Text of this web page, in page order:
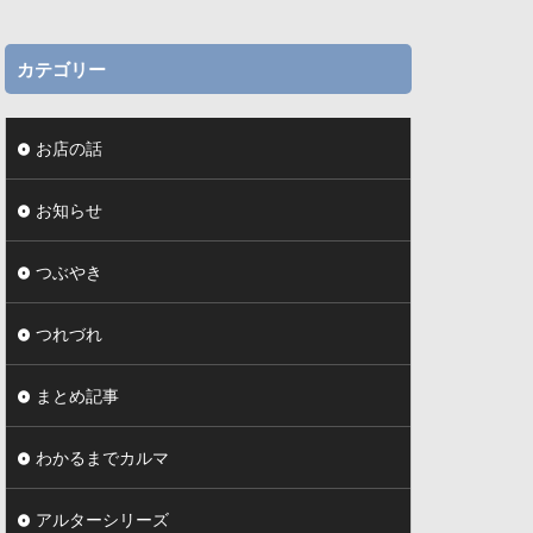
カテゴリー
お店の話
お知らせ
つぶやき
つれづれ
まとめ記事
わかるまでカルマ
アルターシリーズ